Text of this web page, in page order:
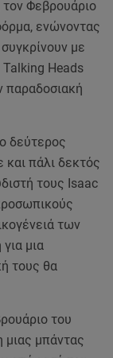
Φεβρουάριο
ενώνοντας
με
Talking Heads
παραδοσιακή
δεύτερος
και πάλι δεκτός
τους Isaac
των
μια
τους θα
του
μιας μπάντας